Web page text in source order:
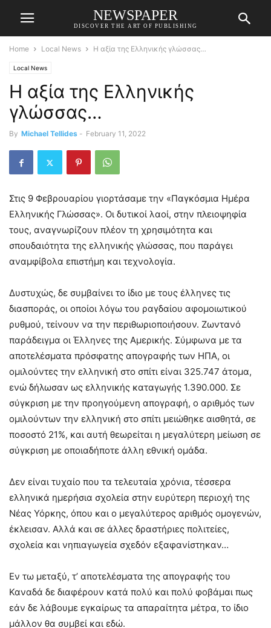
NEWSPAPER
DISCOVER THE ART OF PUBLISHING
Home Local News Η αξία της Ελληνικής γλώσσας…
Local News
Η αξία της Ελληνικής
γλώσσας…
By Michael Tellides - February 11, 2022
Στις 9 Φεβρουαρίου γιορτάσαμε την «Παγκόσμια Ημέρα
Ελληνικής Γλώσσας». Οι δυτικοί λαοί, στην πλειοψηφία
τους, αναγνωρίζουν πλέον τη χρησιμότητα και
σπουδαιότητα της ελληνικής γλώσσας, που παράγει
αναμφίβολα επιστήμη και τεχνολογία.
Δυστυχώς, δε συμβαίνει το ίδιο με τους έλληνες τις
διασποράς, οι οποίοι λόγω του ραγδαίου αφομοιωτικού
ρυθμού, τείνουν να την περιθωριοποιήσουν. Ζωντανό
παράδειγμα οι Έλληνες της Αμερικής. Σύμφωνα με τα
αποτελέσματα πρόσφατης απογραφής των ΗΠΑ, οι
ομιλούντες την ελληνική στο σπίτι είναι 325.747 άτομα,
ενώ δήλωσαν ως ελληνικής καταγωγής 1.390.000. Σε
σύγκριση με την προηγούμενη απογραφή, ο αριθμός των
ομιλούντων την ελληνική στο σπίτι μειώθηκε αισθητά, σε
ποσοστό 21%, και αυτή θεωρείται η μεγαλύτερη μείωση σε
σύγκριση με οποιαδήποτε άλλη εθνική ομάδα.
Δεν είναι τυχαίο που τα τελευταία χρόνια, τέσσερα
ελληνικά ημερήσια σχολεία στην ευρύτερη περιοχή της
Νέας Υόρκης, όπου και ο μεγαλύτερος αριθμός ομογενών,
έκλεισαν. Αλλά και σε άλλες δραστήριες πολιτείες,
σχολεία και νηπιαγωγεία σχεδόν εξαφανίστηκαν…
Εν τω μεταξύ, τ’ αποτελέσματα της απογραφής του
Καναδά δε διαφέρουν κατά πολύ και πολύ φοβάμαι πως
εάν δε λάβουμε εγκαίρως τα απαραίτητα μέτρα, το ίδιο
μάλλον θα συμβεί και εδώ.